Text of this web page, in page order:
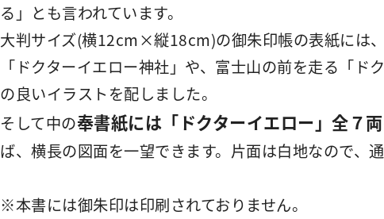
る」とも言われています。
大判サイズ(横12cm×縦18cm)の御朱印帳の表紙には
「ドクターイエロー神社」や、富士山の前を走る「
の良いイラストを配しました。
そして中の奉書紙には「ドクターイエロー」全７
ば、横長の図面を一望できます。片面は白地なので、
※本書には御朱印は印刷されておりません。